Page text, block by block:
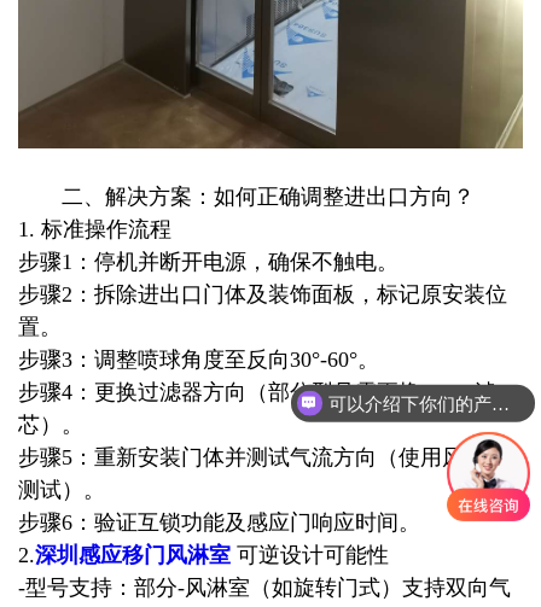
二、解决方案：如何正确调整进出口方向？
1. 标准操作流程
步骤1：停机并断开电源，确保不触电。
步骤2：拆除进出口门体及装饰面板，标记原安装位
置。
步骤3：调整喷球角度至反向30°-60°。
步骤4：更换过滤器方向（部分型号需更换HEPA滤
芯）。
步骤5：重新安装门体并测试气流方向（使用风速仪
测试）。
步骤6：验证互锁功能及感应门响应时间。
2.深圳感应移门风淋室 可逆设计可能性
-型号支持：部分-风淋室（如旋转门式）支持双向气
可以介绍下你们的产品么